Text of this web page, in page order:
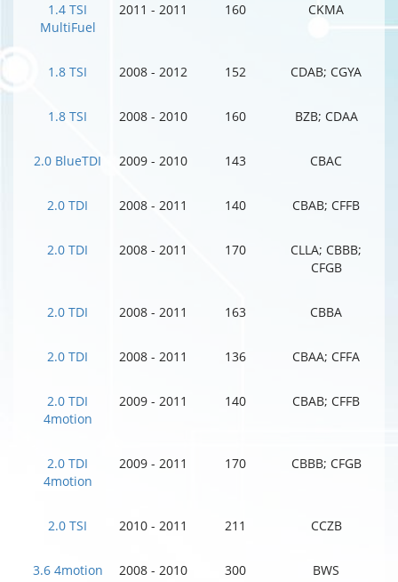
1.4 TSI
MultiFuel
2011 - 2011 160 CKMA
1.8 TSI 2008 - 2012 152 CDAB; CGYA
1.8 TSI 2008 - 2010 160 BZB; CDAA
2.0 BlueTDI 2009 - 2010 143 CBAC
2.0 TDI 2008 - 2011 140 CBAB; CFFB
2.0 TDI 2008 - 2011 170
CLLA; CBBB;
CFGB
2.0 TDI 2008 - 2011 163 CBBA
2.0 TDI 2008 - 2011 136 CBAA; CFFA
2.0 TDI
4motion
2009 - 2011 140 CBAB; CFFB
2.0 TDI
4motion
2009 - 2011 170 CBBB; CFGB
2.0 TSI 2010 - 2011 211 CCZB
3.6 4motion 2008 - 2010 300 BWS